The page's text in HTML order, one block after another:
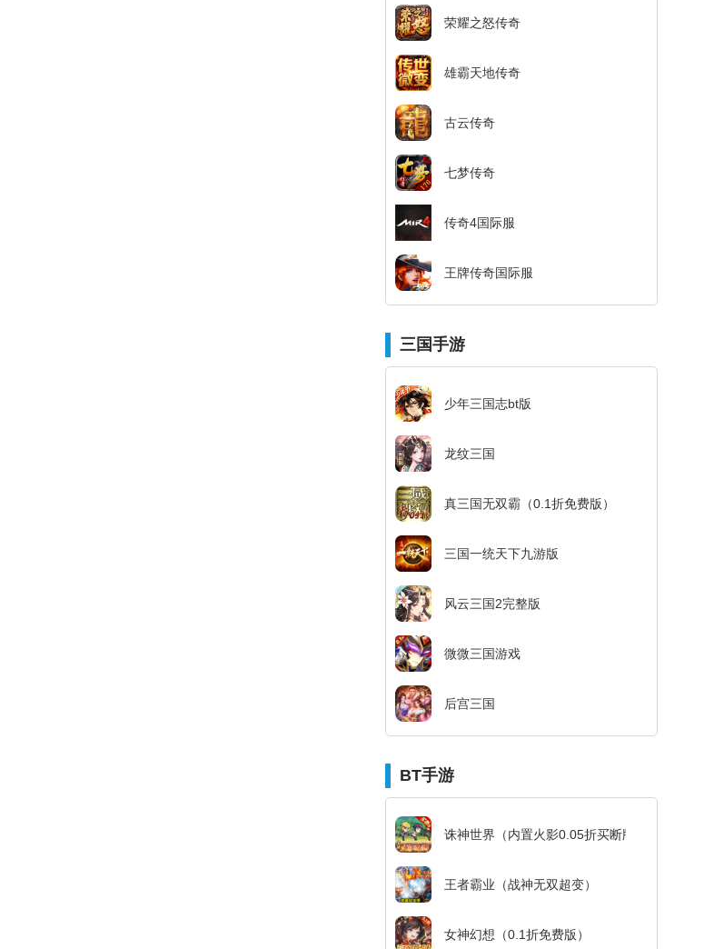
荣耀之怒传奇
雄霸天地传奇
古云传奇
七梦传奇
传奇4国际服
王牌传奇国际服
三国手游
少年三国志bt版
龙纹三国
真三国无双霸（0.1折免费版）
三国一统天下九游版
风云三国2完整版
微微三国游戏
后宫三国
BT手游
诛神世界（内置火影0.05折买断版）
王者霸业（战神无双超变）
女神幻想（0.1折免费版）